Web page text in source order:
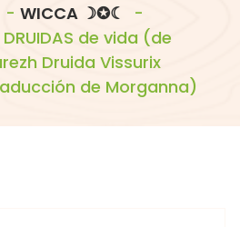
WICCA ☽✪☾
-
DRUIDAS de vida (de
Druida Vissurix
de Morganna)